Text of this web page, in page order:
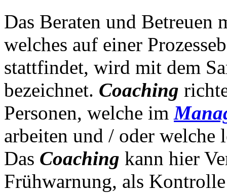
Das Beraten und
welches auf einer
stattfindet, wird mit dem
bezeichnet. Coaching
Personen, welche im
arbeiten und / oder welche
Das Coaching kann hier
Frühwarnung, als